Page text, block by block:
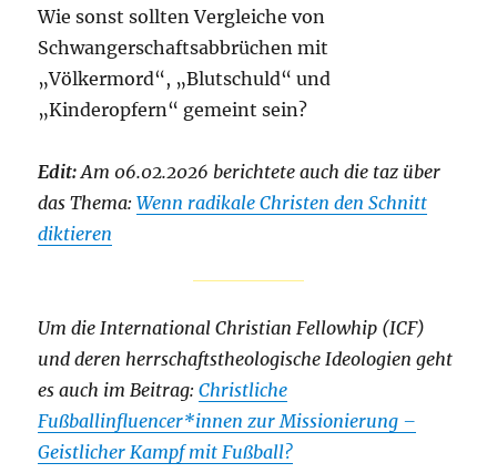
Wie sonst sollten Vergleiche von
Schwangerschaftsabbrüchen mit
„Völkermord“, „Blutschuld“ und
„Kinderopfern“ gemeint sein?
Edit:Am 06.02.2026 berichtete auch die taz über
das Thema:Wenn radikale Christen den Schnitt
diktieren
Um die International Christian Fellowhip (ICF)
und deren herrschaftstheologische Ideologien geht
es auch im Beitrag:Christliche
Fußballinfluencer*innen zur Missionierung –
Geistlicher Kampf mit Fußball?